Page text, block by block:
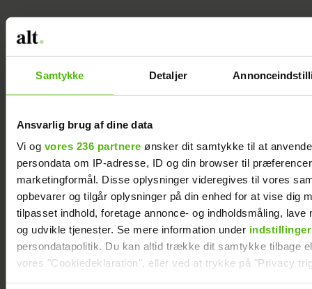
Samtykke Detaljer
Ansvarlig brug af dine data
Vi og vores 236 partnere ønsker dit samtykke til at
persondata om IP-adresse, ID og din browser til
marketingformål. Disse oplysninger videregives til vores
opbevarer og tilgår oplysninger på din enhed for at vise dig
tilpasset indhold, foretage annonce- og indholdsmåling, lave
og udvikle tjenester. Se mere information under indstillinger
persondatapolitik. Du kan altid trække dit samtykke tilbage
vores "Cookiedeklaration", eller ved at trykke på "Privacy
Therese Glahn
revser TV 2-
program:
Usympatisk
Da Lars Rasmussen
fik sine diagnoser,
var han fuld af
fordomme: "I dag